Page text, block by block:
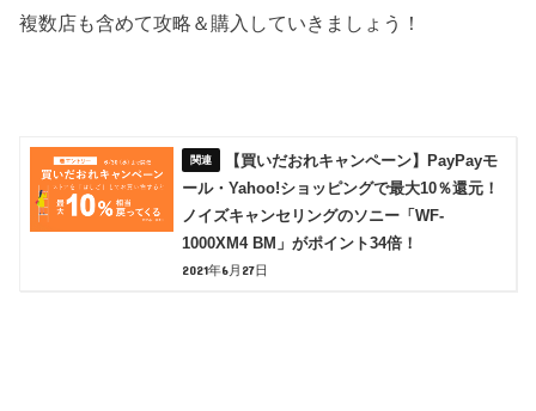
複数店も含めて攻略＆購入していきましょう！
【買いだおれキャンペーン】PayPayモ
ール・Yahoo!ショッピングで最大10％還元！
ノイズキャンセリングのソニー「WF-
1000XM4 BM」がポイント34倍！
2021年6月27日